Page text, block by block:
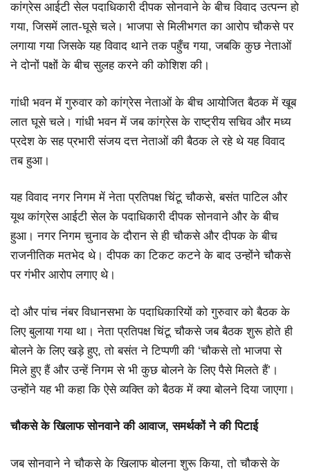
कांग्रेस आईटी सेल पदाधिकारी दीपक सोनवाने के बीच विवाद उत्पन्न हो
गया, जिसमें लात-घूसे चले। भाजपा से मिलीभगत का आरोप चौकसे पर
लगाया गया जिसके यह विवाद थाने तक पहुँच गया, जबकि कुछ नेताओं
ने दोनों पक्षों के बीच सुलह करने की कोशिश की।
गांधी भवन में गुरुवार को कांग्रेस नेताओं के बीच आयोजित बैठक में खूब
लात घूसे चले। गांधी भवन में जब कांग्रेस के राष्ट्रीय सचिव और मध्य
प्रदेश के सह प्रभारी संजय दत्त नेताओं की बैठक ले रहे थे यह विवाद
तब हुआ।
यह विवाद नगर निगम में नेता प्रतिपक्ष चिंटू चौकसे, बसंत पाटिल और
यूथ कांग्रेस आईटी सेल के पदाधिकारी दीपक सोनवाने और के बीच
हुआ। नगर निगम चुनाव के दौरान से ही चौकसे और दीपक के बीच
राजनीतिक मतभेद थे। दीपक का टिकट कटने के बाद उन्होंने चौकसे
पर गंभीर आरोप लगाए थे।
दो और पांच नंबर विधानसभा के पदाधिकारियों को गुरुवार को बैठक के
लिए बुलाया गया था। नेता प्रतिपक्ष चिंटू चौकसे जब बैठक शुरू होते ही
बोलने के लिए खड़े हुए, तो बसंत ने टिप्पणी की ‘चौकसे तो भाजपा से
मिले हुए हैं और उन्हें निगम से भी कुछ बोलने के लिए पैसे मिलते हैं’।
उन्होंने यह भी कहा कि ऐसे व्यक्ति को बैठक में क्या बोलने दिया जाएगा।
चौकसे के खिलाफ सोनवाने की आवाज, समर्थकों ने की पिटाई
जब सोनवाने ने चौकसे के खिलाफ बोलना शुरू किया, तो चौकसे के